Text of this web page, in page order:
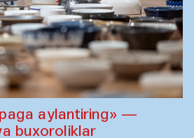
aylantiring» —
buxoroliklar